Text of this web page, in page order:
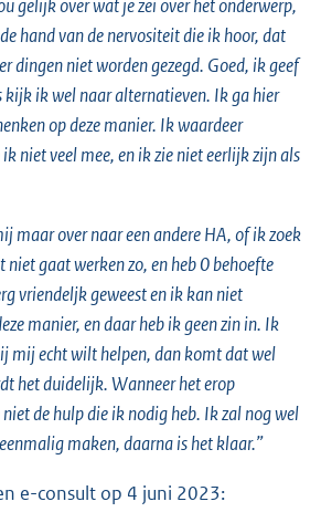
gelijk over wat je zei over het onderwerp,
hand van de nervositeit die ik hoor, dat
dingen niet worden gezegd. Goed, ik geef
kijk ik wel naar alternatieven. Ik ga hier
op deze manier. Ik waardeer
niet veel mee, en ik zie niet eerlijk zijn als
maar over naar een andere HA, of ik zoek
gaat werken zo, en heb 0 behoefte
vriendeljk geweest en ik kan niet
manier, en daar heb ik geen zin in. Ik
mij echt wilt helpen, dan komt dat wel
het duidelijk. Wanneer het erop
de hulp die ik nodig heb. Ik zal nog wel
maken, daarna is het klaar.”
e-consult op 4 juni 2023: